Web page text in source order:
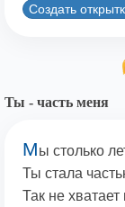
Создать
Ты - часть меня
Мы столько
Ты стала
Так не хватает